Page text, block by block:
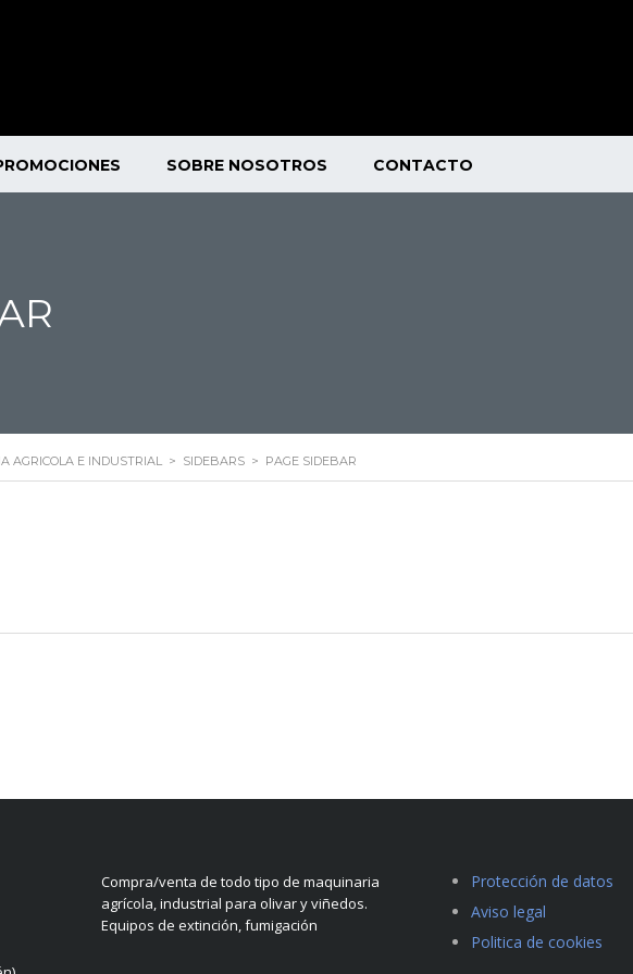
SOBRE NOSOTROS CONTACTO
AGRICOLA E INDUSTRIAL > SIDEBARS > PAGE SIDEBAR
Compra/venta de todo tipo de maquinaria
agrícola, industrial para olivar y viñedos.
Equipos de extinción, fumigación
Protección de datos
Aviso legal
Politica de cookies